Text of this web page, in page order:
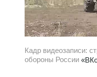
Кадр видеозаписи:
обороны России